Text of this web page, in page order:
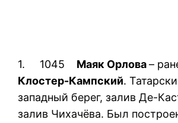
1. 1045 Маяк Орлова–
Клостер-Кампский.
западный берег, залив Де-
залив Чихачёва. Был